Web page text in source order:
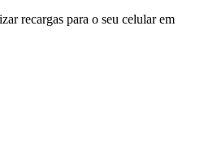
recargas para o seu celular em